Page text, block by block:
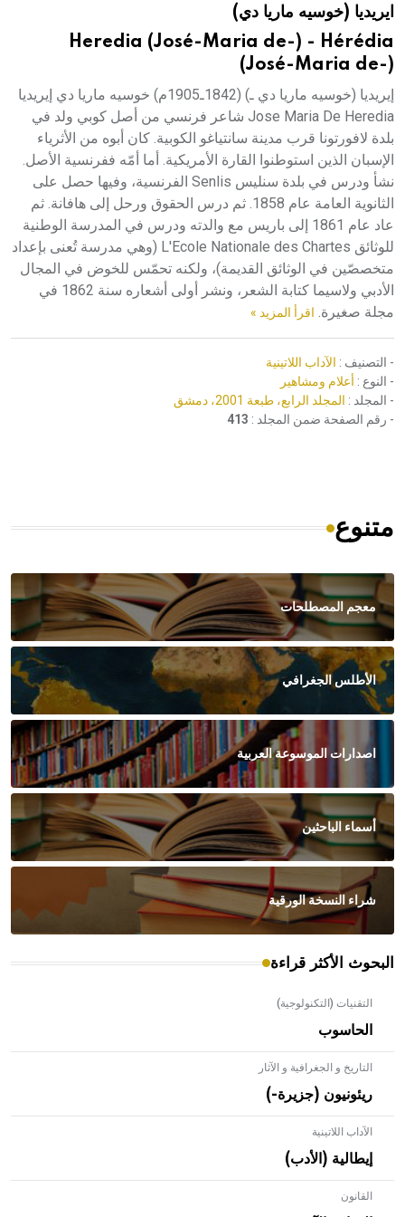
هيئة الموسوعة العربية تطلق موسوعات جديدة في عام 2026
ايريديا (خوسيه ماريا دي)
Heredia (José-Maria de-) - Hérédia
(José-Maria de-)
إيريديا (خوسيه ماريا دي ـ) (1842ـ1905م) خوسيه ماريا دي إيريديا
Jose Maria De Heredia شاعر فرنسي من أصل كوبي ولد في
بلدة لافورتونا قرب مدينة سانتياغو الكوبية. كان أبوه من الأثرياء
الإسبان الذين استوطنوا القارة الأمريكية. أما أمّه ففرنسية الأصل.
نشأ ودرس في بلدة سنليس Senlis الفرنسية، وفيها حصل على
الثانوية العامة عام 1858. ثم درس الحقوق ورحل إلى هافانة. ثم
عاد عام 1861 إلى باريس مع والدته ودرس في المدرسة الوطنية
للوثائق L'Ecole Nationale des Chartes (وهي مدرسة تُعنى بإعداد
متخصصّين في الوثائق القديمة)، ولكنه تحمّس للخوض في المجال
الأدبي ولاسيما كتابة الشعر، ونشر أولى أشعاره سنة 1862 في
مجلة صغيرة. اقرأ المزيد »
- التصنيف : الآداب اللاتينية
- النوع : أعلام ومشاهير
- المجلد : المجلد الرابع، طبعة 2001، دمشق
- رقم الصفحة ضمن المجلد : 413
متنوع
معجم المصطلحات
الأطلس الجغرافي
اصدارات الموسوعة العربية
أسماء الباحثين
شراء النسخة الورقية
البحوث الأكثر قراءة
التقنيات (التكنولوجية)
الحاسوب
التاريخ و الجغرافية و الآثار
ريئونيون (جزيرة-)
الآداب اللاتينية
إيطالية (الأدب)
القانون- هل تعلم أن الأبلق نوع من الفنون الهندسية التي ارتبطت